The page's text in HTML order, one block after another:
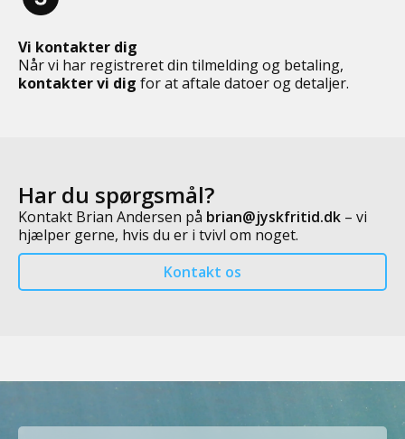
Vi kontakter dig
Når vi har registreret din tilmelding og betaling,
kontakter vi dig for at aftale datoer og detaljer.
Har du spørgsmål?
Kontakt Brian Andersen på brian@jyskfritid.dk – vi
hjælper gerne, hvis du er i tvivl om noget.
Kontakt os